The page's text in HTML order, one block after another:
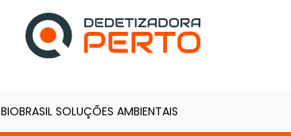
BIOBRASIL SOLUÇÕES AMBIENTAIS